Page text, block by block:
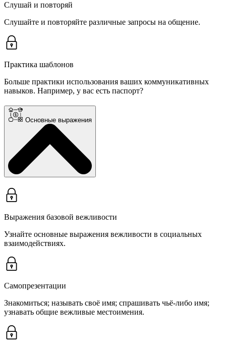
Слушай и повторяй
Слушайте и повторяйте различные запросы на общение.
Практика шаблонов
Больше практики использования ваших коммуникативных
навыков. Например, у вас есть паспорт?
Основные выражения
Выражения базовой вежливости
Узнайте основные выражения вежливости в социальных
взаимодействиях.
Самопрезентации
Знакомиться; называть своё имя; спрашивать чьё-либо имя;
узнавать общие вежливые местоимения.